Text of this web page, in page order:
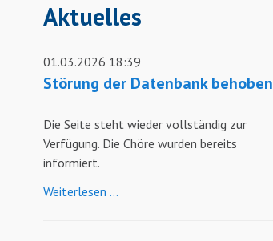
Aktuelles
01.03.2026 18:39
Störung der Datenbank behoben
Die Seite steht wieder vollständig zur
Verfügung. Die Chöre wurden bereits
informiert.
Weiterlesen …